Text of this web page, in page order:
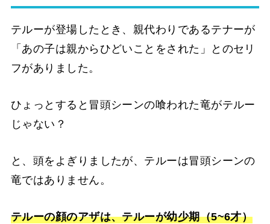
テルーが登場したとき、親代わりであるテナーが
「あの子は親からひどいことをされた」とのセリ
フがありました。
ひょっとすると冒頭シーンの喰われた竜がテルー
じゃない？
と、頭をよぎりましたが、テルーは冒頭シーンの
竜ではありません。
テルーの顔のアザは、テルーが幼少期（5~6才）